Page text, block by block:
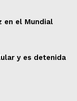
en el Mundial
y es detenida